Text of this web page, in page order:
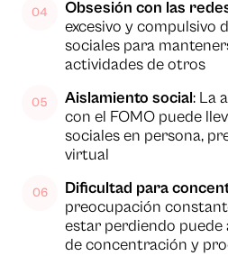
Obsesión con las
excesivo y compulsivo
sociales para
actividades de otros
Aislamiento social: La
con el FOMO puede
sociales en persona,
virtual
Dificultad para
preocupación
estar perdiendo puede
de concentración y